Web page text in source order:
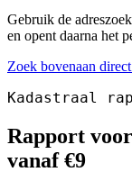
Gebruik de
en opent daarna het
Zoek bovenaan
Kadastraal
Rapport
vanaf €9